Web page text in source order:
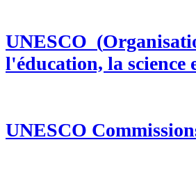
UNESCO (
l'éducation, la science
UNESCO